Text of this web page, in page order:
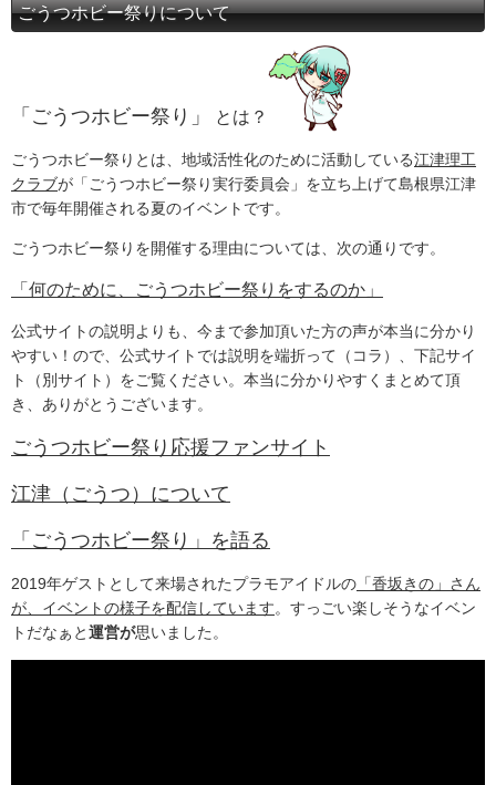
ごうつホビー祭りについて
「ごうつホビー祭り」 とは？
ごうつホビー祭りとは、地域活性化のために活動している江津理工
クラブが「ごうつホビー祭り実行委員会」を立ち上げて島根県江津
市で毎年開催される夏のイベントです。
ごうつホビー祭りを開催する理由については、次の通りです。
「何のために、ごうつホビー祭りをするのか」
公式サイトの説明よりも、今まで参加頂いた方の声が本当に分かり
やすい！ので、公式サイトでは説明を端折って（コラ）、下記サイ
ト（別サイト）をご覧ください。本当に分かりやすくまとめて頂
き、ありがとうございます。
ごうつホビー祭り応援ファンサイト
江津（ごうつ）について
「ごうつホビー祭り」を語る
2019年ゲストとして来場されたプラモアイドルの 「香坂きの」さん
が、イベントの様子を配信しています。すっごい楽しそうなイベン
トだなぁと運営が思いました。